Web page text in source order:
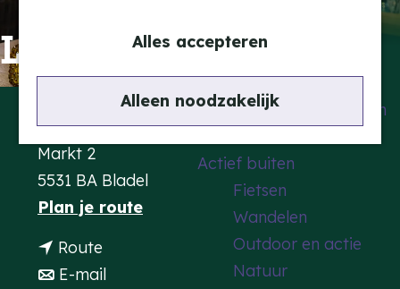
Alles accepteren
Alleen noodzakelijk
e
h
o
Cultuur & Erfgoed
De Dansende Katten
Actief buiten
Fietsen
Wandelen
Outdoor en actie
Natuur
Liberty Foodbar
Liberty Foodbar
Markt 2
5531 BA Bladel
Plan je routen
Route
a
E-mailn